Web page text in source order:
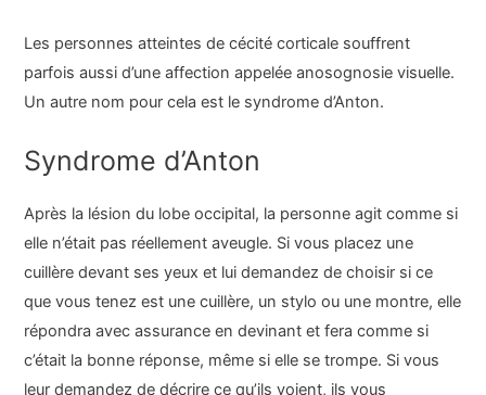
Les personnes atteintes de cécité corticale souffrent
parfois aussi d’une affection appelée anosognosie visuelle.
Un autre nom pour cela est le syndrome d’Anton.
Syndrome d’Anton
Après la lésion du lobe occipital, la personne agit comme si
elle n’était pas réellement aveugle. Si vous placez une
cuillère devant ses yeux et lui demandez de choisir si ce
que vous tenez est une cuillère, un stylo ou une montre, elle
répondra avec assurance en devinant et fera comme si
c’était la bonne réponse, même si elle se trompe. Si vous
leur demandez de décrire ce qu’ils voient, ils vous